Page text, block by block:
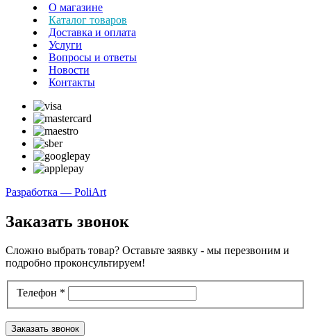
О магазине
Каталог товаров
Доставка и оплата
Услуги
Вопросы и ответы
Новости
Контакты
Разработка — PoliArt
Заказать звонок
Сложно выбрать товар? Оставьте заявку - мы перезвоним и
подробно проконсультируем!
Телефон *
Заказать звонок